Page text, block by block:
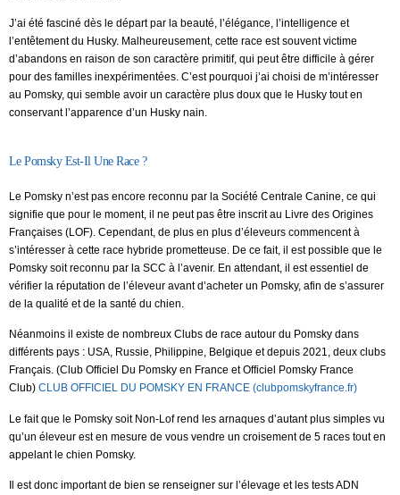
J’ai été fasciné dès le départ par la beauté, l’élégance, l’intelligence et
l’entêtement du Husky. Malheureusement, cette race est souvent victime
d’abandons en raison de son caractère primitif, qui peut être difficile à gérer
pour des familles inexpérimentées. C’est pourquoi j’ai choisi de m’intéresser
au Pomsky, qui semble avoir un caractère plus doux que le Husky tout en
conservant l’apparence d’un Husky nain.
Le Pomsky Est-Il Une Race ?
Le Pomsky n’est pas encore reconnu par la Société Centrale Canine, ce qui
signifie que pour le moment, il ne peut pas être inscrit au Livre des Origines
Françaises (LOF). Cependant, de plus en plus d’éleveurs commencent à
s’intéresser à cette race hybride prometteuse. De ce fait, il est possible que le
Pomsky soit reconnu par la SCC à l’avenir. En attendant, il est essentiel de
vérifier la réputation de l’éleveur avant d’acheter un Pomsky, afin de s’assurer
de la qualité et de la santé du chien.
Néanmoins il existe de nombreux Clubs de race autour du Pomsky dans
différents pays : USA, Russie, Philippine, Belgique et depuis 2021, deux clubs
Français. (Club Officiel Du Pomsky en France et Officiel Pomsky France
Club) CLUB OFFICIEL DU POMSKY EN FRANCE (clubpomskyfrance.fr)
Le fait que le Pomsky soit Non-Lof rend les arnaques d’autant plus simples vu
qu’un éleveur est en mesure de vous vendre un croisement de 5 races tout en
appelant le chien Pomsky.
Il est donc important de bien se renseigner sur l’élevage et les tests ADN